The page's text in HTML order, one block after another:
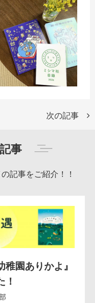
次の記事
事
記事をご紹介！！
園ありかよ』
！